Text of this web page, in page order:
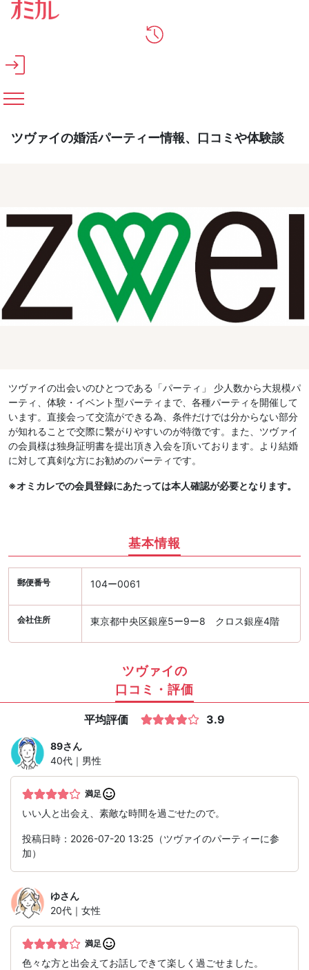
メインコンテンツへスキップ
ツヴァイの婚活パーティー情報、口コミや体験談
ツヴァイの出会いのひとつである「パーティ」 少人数から大規模パ
ーティ、体験・イベント型パーティまで、各種パーティを開催して
います。直接会って交流ができる為、条件だけでは分からない部分
が知れることで交際に繫がりやすいのが特徴です。また、ツヴァイ
の会員様は独身証明書を提出頂き入会を頂いております。より結婚
に対して真剣な方にお勧めのパーティです。
※オミカレでの会員登録にあたっては本人確認が必要となります。
基本情報
郵便番号 104ー0061
会社住所 東京都中央区銀座5ー9ー8 クロス銀座4階
ツヴァイの
口コミ・評価
平均評価 3.9
89さん
40代｜男性
満足
いい人と出会え、素敵な時間を過ごせたので。
投稿日時：2026-07-20 13:25（ツヴァイのパーティーに参
加）
ゆさん
20代｜女性
満足
色々な方と出会えてお話しできて楽しく過ごせました。